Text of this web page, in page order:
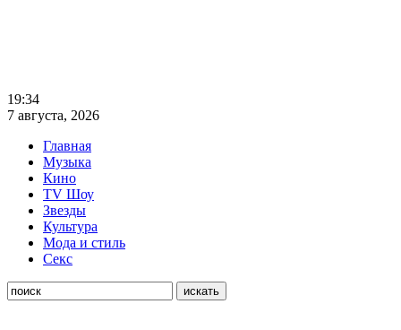
19:34
7 августа, 2026
Главная
Музыка
Кино
TV Шоу
Звезды
Культура
Мода и стиль
Секс